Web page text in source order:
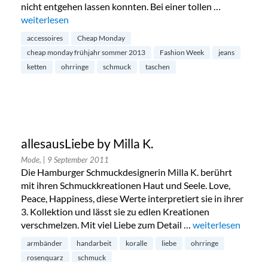
nicht entgehen lassen konnten. Bei einer tollen …
„Cheap Monday Spring Summer 2013“
weiterlesen
accessoires
Cheap Monday
cheap monday frühjahr sommer 2013
Fashion Week
jeans
ketten
ohrringe schmuck taschen
allesausLiebe by Milla K.
Mode, | 9 September 2011
Die Hamburger Schmuckdesignerin Milla K. berührt
mit ihren Schmuckkreationen Haut und Seele. Love,
Peace, Happiness, diese Werte interpretiert sie in ihrer
3. Kollektion und lässt sie zu edlen Kreationen
verschmelzen. Mit viel Liebe zum Detail … „allesausLiebe by
weiterlesen
armbänder handarbeit koralle liebe
ohrringe
rosenquarz
schmuck